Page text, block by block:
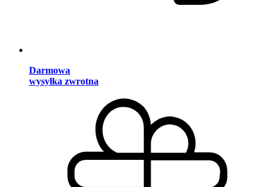
Darmowa
wysyłka zwrotna